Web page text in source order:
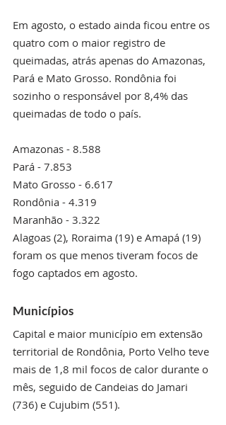
Em agosto, o estado ainda ficou entre os
quatro com o maior registro de
queimadas, atrás apenas do Amazonas,
Pará e Mato Grosso. Rondônia foi
sozinho o responsável por 8,4% das
queimadas de todo o país.
Amazonas - 8.588
Pará - 7.853
Mato Grosso - 6.617
Rondônia - 4.319
Maranhão - 3.322
Alagoas (2), Roraima (19) e Amapá (19)
foram os que menos tiveram focos de
fogo captados em agosto.
Municípios
Capital e maior município em extensão
territorial de Rondônia, Porto Velho teve
mais de 1,8 mil focos de calor durante o
mês, seguido de Candeias do Jamari
(736) e Cujubim (551).